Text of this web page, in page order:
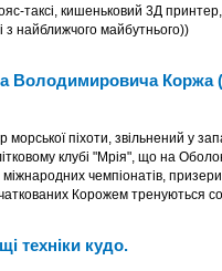
таксі, кишеньковий 3Д
з найближчого майбутнього))
Володимировича Коржа
морської піхоти, звільнений у
клубі "Мрія", що на
чемпіонатів, призери
Корожем тренуються
техніки кудо.